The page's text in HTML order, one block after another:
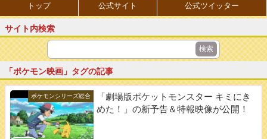
トップ 公式サイト 公式ツイッター
サイト内検索
「ポケモン映画」タグの記事
ポケモンシリーズ総合
「劇場版ポケットモンスター キミにき
めた！」の新予告＆特報映像が公開！